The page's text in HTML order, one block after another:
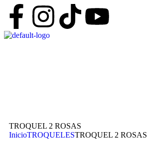
TROQUEL 2 ROSAS
InicioTROQUELESTROQUEL 2 ROSAS